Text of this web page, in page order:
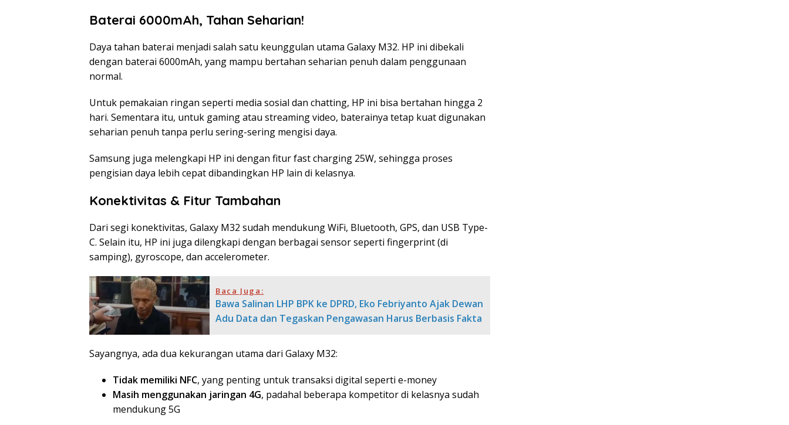
Baterai 6000mAh, Tahan Seharian!
Daya tahan baterai menjadi salah satu keunggulan utama Galaxy M32. HP ini dibekali
dengan baterai 6000mAh, yang mampu bertahan seharian penuh dalam penggunaan
normal.
Untuk pemakaian ringan seperti media sosial dan chatting, HP ini bisa bertahan hingga 2
hari. Sementara itu, untuk gaming atau streaming video, baterainya tetap kuat digunakan
seharian penuh tanpa perlu sering-sering mengisi daya.
Samsung juga melengkapi HP ini dengan fitur fast charging 25W, sehingga proses
pengisian daya lebih cepat dibandingkan HP lain di kelasnya.
Konektivitas & Fitur Tambahan
Dari segi konektivitas, Galaxy M32 sudah mendukung WiFi, Bluetooth, GPS, dan USB Type-
C. Selain itu, HP ini juga dilengkapi dengan berbagai sensor seperti fingerprint (di
samping), gyroscope, dan accelerometer.
Baca Juga:
Bawa Salinan LHP BPK ke DPRD, Eko Febriyanto Ajak Dewan
Adu Data dan Tegaskan Pengawasan Harus Berbasis Fakta
Sayangnya, ada dua kekurangan utama dari Galaxy M32:
Tidak memiliki NFC, yang penting untuk transaksi digital seperti e-money
Masih menggunakan jaringan 4G, padahal beberapa kompetitor di kelasnya sudah
mendukung 5G